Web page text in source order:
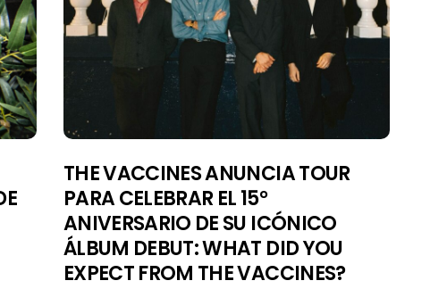
THE VACCINES ANUNCIA TOUR
PARA CELEBRAR EL 15°
ANIVERSARIO DE SU ICÓNICO
ÁLBUM DEBUT: WHAT DID YOU
EXPECT FROM THE VACCINES?